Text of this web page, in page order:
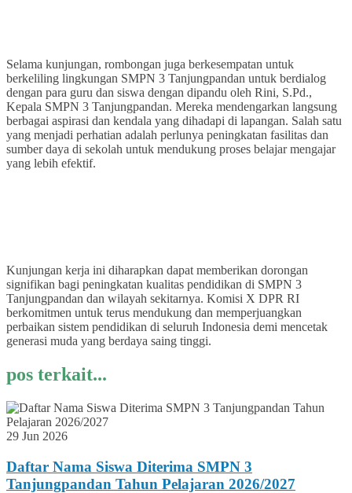
Selama kunjungan, rombongan juga berkesempatan untuk
berkeliling lingkungan SMPN 3 Tanjungpandan untuk berdialog
dengan para guru dan siswa dengan dipandu oleh Rini, S.Pd.,
Kepala SMPN 3 Tanjungpandan. Mereka mendengarkan langsung
berbagai aspirasi dan kendala yang dihadapi di lapangan. Salah satu
yang menjadi perhatian adalah perlunya peningkatan fasilitas dan
sumber daya di sekolah untuk mendukung proses belajar mengajar
yang lebih efektif.
Kunjungan kerja ini diharapkan dapat memberikan dorongan
signifikan bagi peningkatan kualitas pendidikan di SMPN 3
Tanjungpandan dan wilayah sekitarnya. Komisi X DPR RI
berkomitmen untuk terus mendukung dan memperjuangkan
perbaikan sistem pendidikan di seluruh Indonesia demi mencetak
generasi muda yang berdaya saing tinggi.
pos terkait...
29 Jun 2026
Daftar Nama Siswa Diterima SMPN 3
Tanjungpandan Tahun Pelajaran 2026/2027